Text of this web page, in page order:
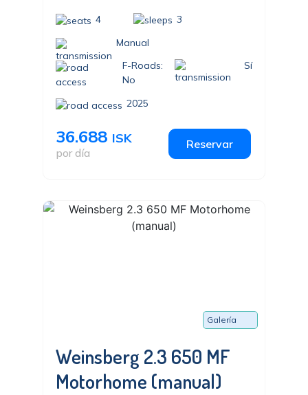
4
3
Manual
F-Roads:
No
Sí
2025
36.688 ISK
por día
Reservar
Galería
Weinsberg 2.3 650 MF
Motorhome (manual)